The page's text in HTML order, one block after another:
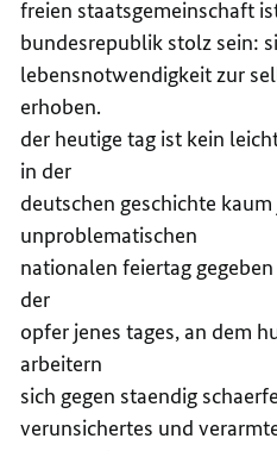
freien staatsgemeinschaft
bundesrepublik stolz sein:
lebensnotwendigkeit zur
erhoben.
der heutige tag ist kein
in der
deutschen geschichte kaum
unproblematischen
nationalen feiertag
der
opfer jenes tages, an dem
arbeitern
sich gegen staendig
verunsichertes und